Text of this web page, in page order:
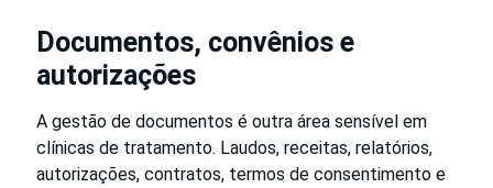
Documentos, convênios e
autorizações
A gestão de documentos é outra área sensível em
clínicas de tratamento. Laudos, receitas, relatórios,
autorizações, contratos, termos de consentimento e